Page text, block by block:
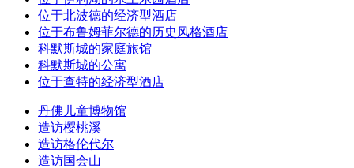
位于北波德的经济型酒店
位于布鲁姆菲尔德的历史风格酒店
科默斯城的家庭旅馆
科默斯城的公寓
位于查特的经济型酒店
丹佛儿童博物馆
造访樱桃溪
造访格伦代尔
造访国会山